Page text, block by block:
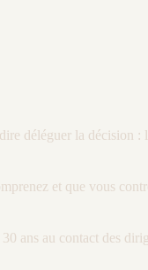
déléguer la décision :
et que vous
ans au contact des